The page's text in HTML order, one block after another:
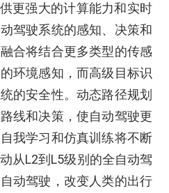
更强大的计算能力和实时
驾驶系统的感知、决策和
合将结合更多类型的传感
环境感知，而高级目标识
的安全性。动态路径规划
线和决策，使自动驾驶更
我学习和仿真训练将不断
从L2到L5级别的全自动驾
动驾驶，改变人类的出行